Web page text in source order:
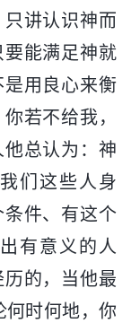
讲认识神而
能满足神就
用良心来衡
若不给我，
总认为：神
们这些人身
条件、有这个
有意义的人
的，当他最
何时何地，你